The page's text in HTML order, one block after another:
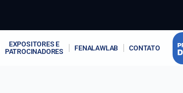
EXPOSITORES E
PATROCINADORES
FENALAWLAB CONTATO